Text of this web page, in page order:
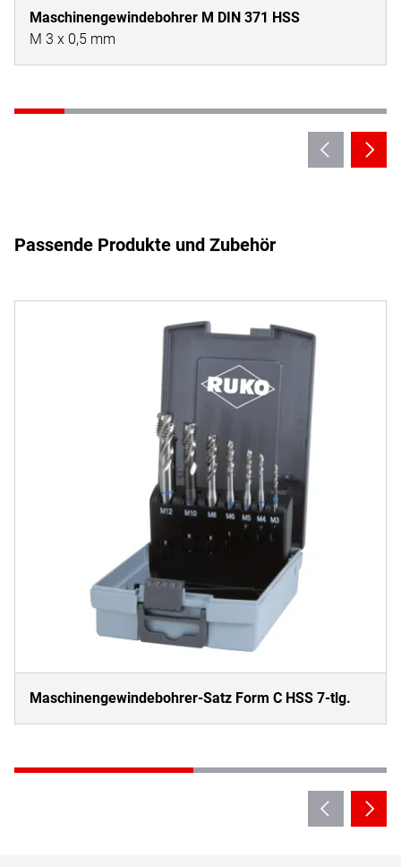
Maschinengewindebohrer M DIN 371 HSS
M 3 x 0,5 mm
Passende Produkte und Zubehör
Maschinengewindebohrer-Satz Form C HSS 7-tlg.